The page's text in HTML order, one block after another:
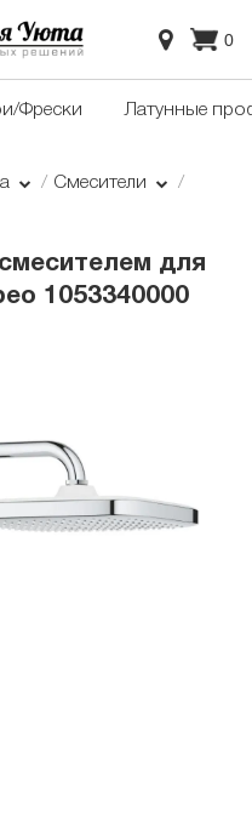
0
Фрески Латунные
Смесители
для
1053340000